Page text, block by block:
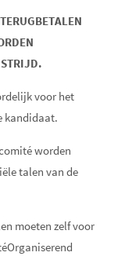
voor het
kandidaat.
worden
talen van de
moeten zelf voor